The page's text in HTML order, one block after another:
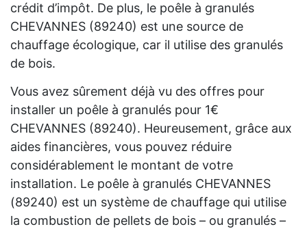
crédit d’impôt. De plus, le poêle à granulés
CHEVANNES (89240) est une source de
chauffage écologique, car il utilise des granulés
de bois.
Vous avez sûrement déjà vu des offres pour
installer un poêle à granulés pour 1€
CHEVANNES (89240). Heureusement, grâce aux
aides financières, vous pouvez réduire
considérablement le montant de votre
installation. Le poêle à granulés CHEVANNES
(89240) est un système de chauffage qui utilise
la combustion de pellets de bois – ou granulés –